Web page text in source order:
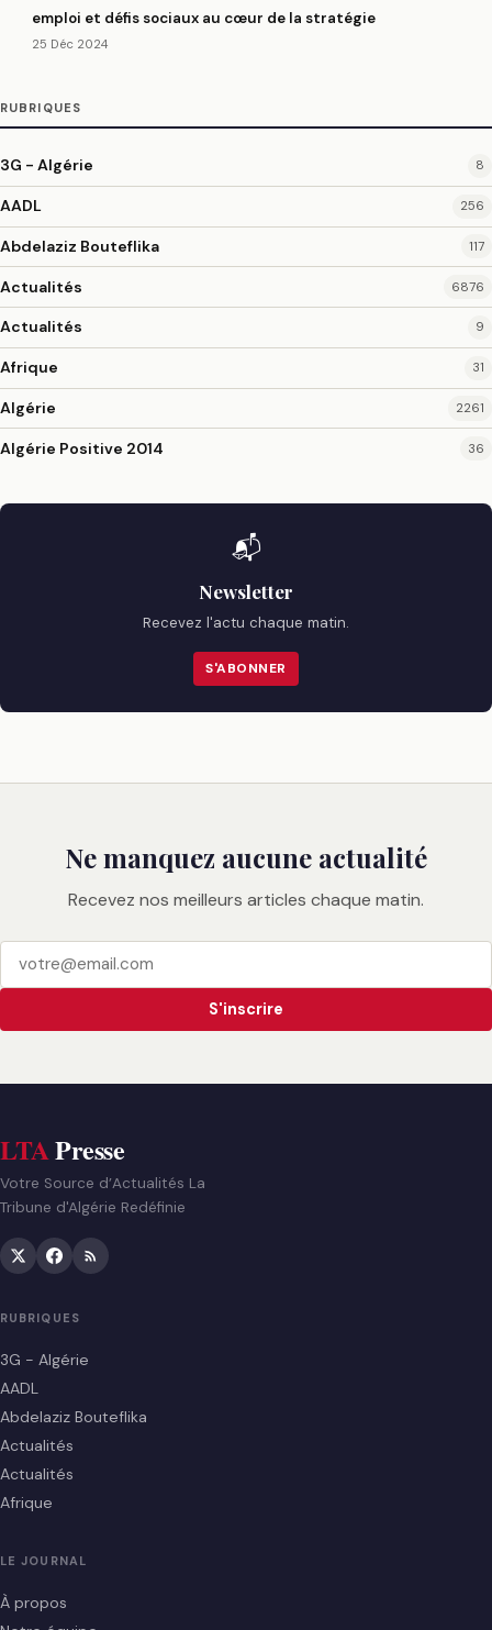
emploi et défis sociaux au cœur de la stratégie
25 Déc 2024
RUBRIQUES
3G - Algérie 8
AADL 256
Abdelaziz Bouteflika 117
Actualités 6876
Actualités 9
Afrique 31
Algérie 2261
Algérie Positive 2014 36
📬
Newsletter
Recevez l'actu chaque matin.
S'ABONNER
Ne manquez aucune actualité
Recevez nos meilleurs articles chaque matin.
S'inscrire
LTAPresse
Votre Source d’Actualités La
Tribune d'Algérie Redéfinie
RUBRIQUES
3G - Algérie
AADL
Abdelaziz Bouteflika
Actualités
Actualités
Afrique
LE JOURNAL
À propos